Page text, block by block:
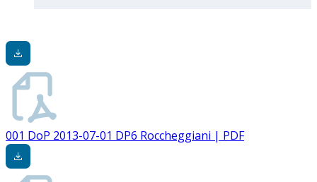
001 DoP 2013-07-01 DP6 Roccheggiani | PDF